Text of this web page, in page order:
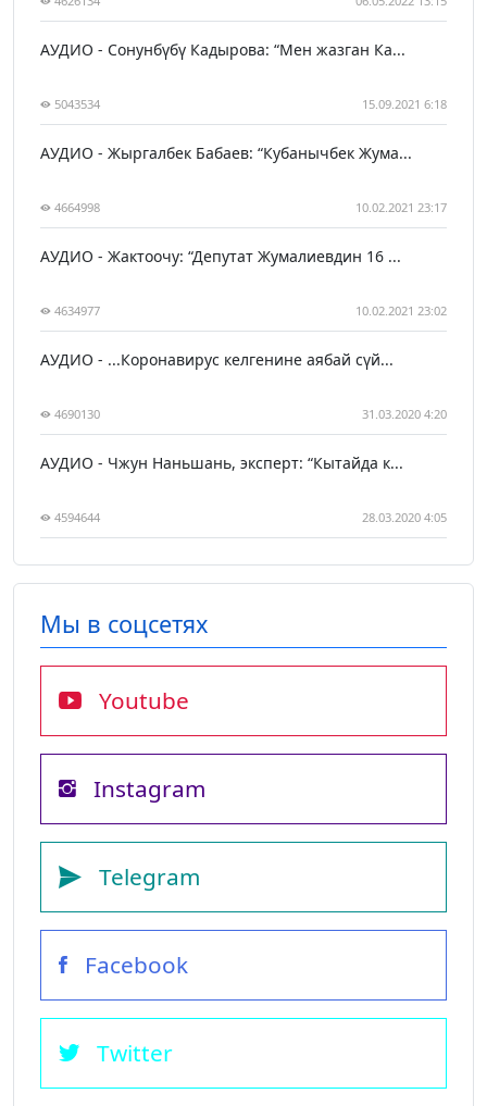
АУДИО - Сонунбүбү Кадырова: “Мен жазган Ка...
5043534 15.09.2021 6:18
АУДИО - Жыргалбек Бабаев: “Кубанычбек Жума...
4664998 10.02.2021 23:17
АУДИО - Жактоочу: “Депутат Жумалиевдин 16 ...
4634977 10.02.2021 23:02
АУДИО - ...Коронавирус келгенине аябай сүй...
4690130 31.03.2020 4:20
АУДИО - Чжун Наньшань, эксперт: “Кытайда к...
4594644 28.03.2020 4:05
Мы в соцсетях
Youtube
Instagram
Telegram
Facebook
Twitter